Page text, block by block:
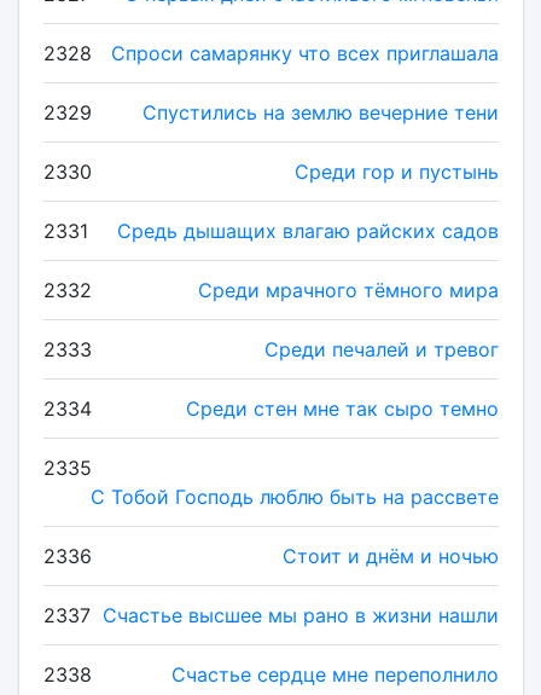
2328 Спроси самарянку что всех приглашала
2329 Спустились на землю вечерние тени
2330 Среди гор и пустынь
2331 Средь дышащих влагаю райских садов
2332 Среди мрачного тёмного мира
2333 Среди печалей и тревог
2334 Среди стен мне так сыро темно
2335
С Тобой Господь люблю быть на рассвете
2336 Стоит и днём и ночью
2337 Счастье высшее мы рано в жизни нашли
2338 Счастье сердце мне переполнило